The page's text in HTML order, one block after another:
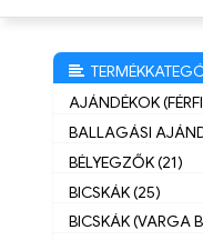
AJÁNDÉKOK
BALLAGÁSI
BÉLYEGZŐK (21)
BICSKÁK (25)
BICSKÁK (VARGA